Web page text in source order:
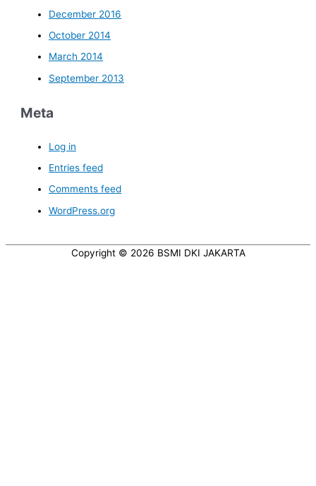
December 2016
October 2014
March 2014
September 2013
Meta
Log in
Entries feed
Comments feed
WordPress.org
Copyright © 2026 BSMI DKI JAKARTA